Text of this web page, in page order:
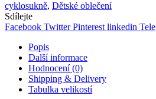
výztuže,
reflexní
žluté
množství
cyklosukně, Dětské oblečení
Sdílejte
Facebook Twitter Pinterest linkedin
Popis
Další informace
Hodnocení (0)
Shipping & Delivery
Tabulka velikostí